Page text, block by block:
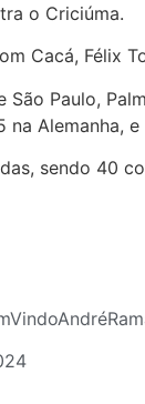
o Criciúma.
Cacá, Félix
Paulo,
Alemanha, e
sendo 40